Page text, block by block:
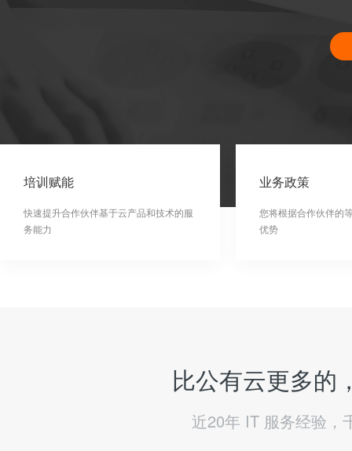
培训赋能
快速提升合作伙伴基于云产品和技术的服
务能力
业务政策
您将根据合作伙伴的
优势
比公有云更多的
近20年 IT 服务经验，